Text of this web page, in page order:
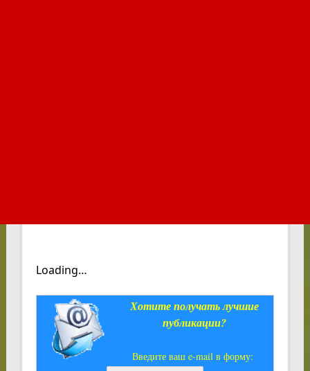
Loading…
Хотите получать лучшие
публикации?
Введите ваш e-mail в форму: